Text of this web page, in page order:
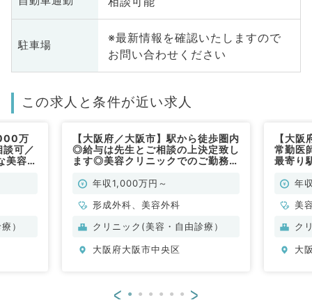
駐車場
※最新情報を確認いたしますので
お問い合わせください
この求人と条件が近い求人
万
可／
美容ク
）
【大阪府／大阪市】駅から徒歩圏内
◎給与は先生とご相談の上決定致し
ます◎美容クリニックでのご勤務で
年収1,000万円～
形成外科、美容外科
クリニック(美容・自由診療）
大阪府大阪市中央区
【大
常勤医
最寄り
年
美
ク
大
< >